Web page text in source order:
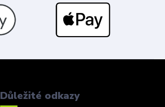
Důležité odkazy